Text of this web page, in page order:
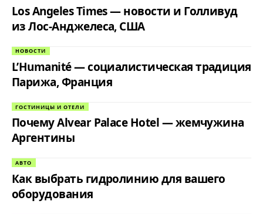
Los Angeles Times — новости и Голливуд
из Лос-Анджелеса, США
НОВОСТИ
L’Humanité — социалистическая традиция
Парижа, Франция
ГОСТИНИЦЫ И ОТЕЛИ
Почему Alvear Palace Hotel — жемчужина
Аргентины
АВТО
Как выбрать гидролинию для вашего
оборудования